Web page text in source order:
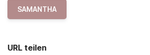
SAMANTHA
URL teilen